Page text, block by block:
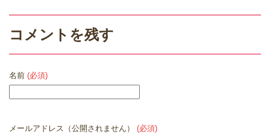
コメントを残す
名前 (必須)
メールアドレス（公開されません） (必須)